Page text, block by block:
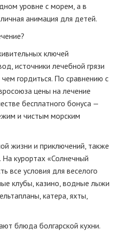
уровне с морем, а в
анимация для детей.
ключей
источники лечебной грязи
гордиться. По сравнению с
цены на лечение
бесплатного бонуса —
и чистым морским
жизни и приключений, также
На курортах «Солнечный
все условия для веселого
клубы, казино, водные лыжи
катера, яхты,
блюда болгарской кухни.